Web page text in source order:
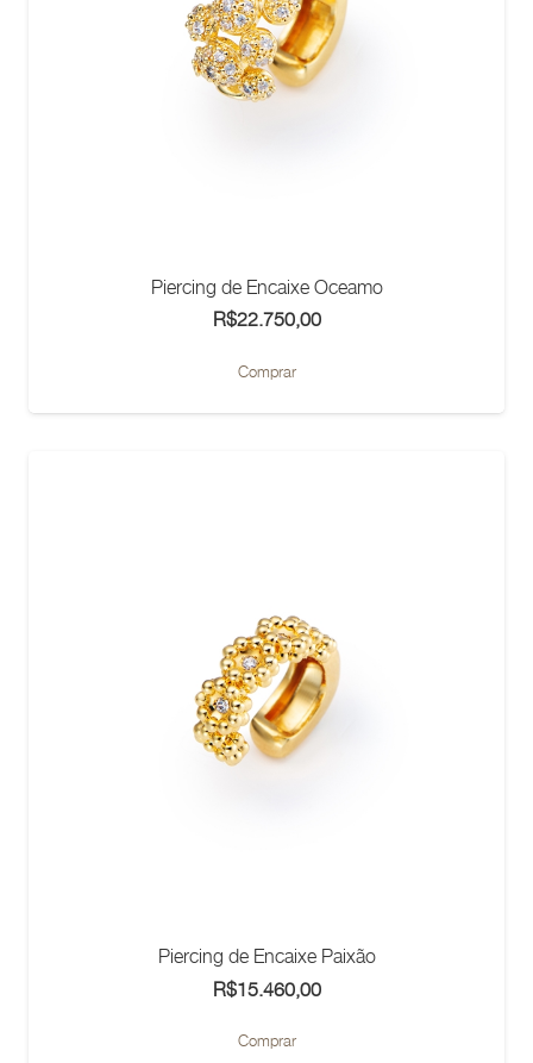
Piercing de Encaixe Oceamo
R$22.750,00
Comprar
Piercing de Encaixe Paixão
R$15.460,00
Comprar